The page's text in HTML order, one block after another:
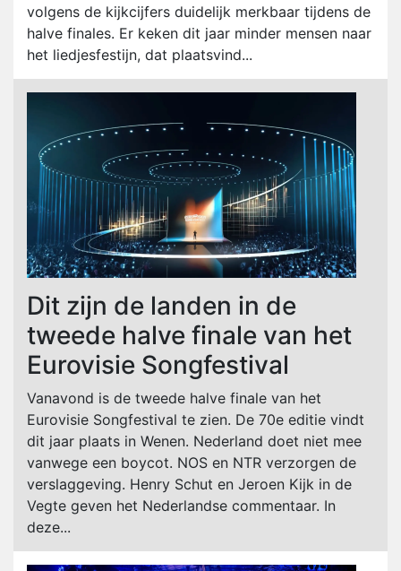
volgens de kijkcijfers duidelijk merkbaar tijdens de
halve finales. Er keken dit jaar minder mensen naar
het liedjesfestijn, dat plaatsvind...
Dit zijn de landen in de
tweede halve finale van het
Eurovisie Songfestival
Vanavond is de tweede halve finale van het
Eurovisie Songfestival te zien. De 70e editie vindt
dit jaar plaats in Wenen. Nederland doet niet mee
vanwege een boycot. NOS en NTR verzorgen de
verslaggeving. Henry Schut en Jeroen Kijk in de
Vegte geven het Nederlandse commentaar. In
deze...